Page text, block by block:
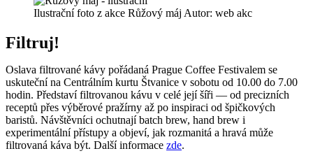
Ilustrační foto z akce Růžový máj Autor: web akc
Filtruj!
Oslava filtrované kávy pořádaná Prague Coffee Festivalem se
uskuteční na Centrálním kurtu Štvanice v sobotu od 10.00 do 7.00
hodin. Představí filtrovanou kávu v celé její šíři — od precizních
receptů přes výběrové pražírny až po inspiraci od špičkových
baristů. Návštěvníci ochutnají batch brew, hand brew i
experimentální přístupy a objeví, jak rozmanitá a hravá může
filtrovaná káva být. Další informace zde.